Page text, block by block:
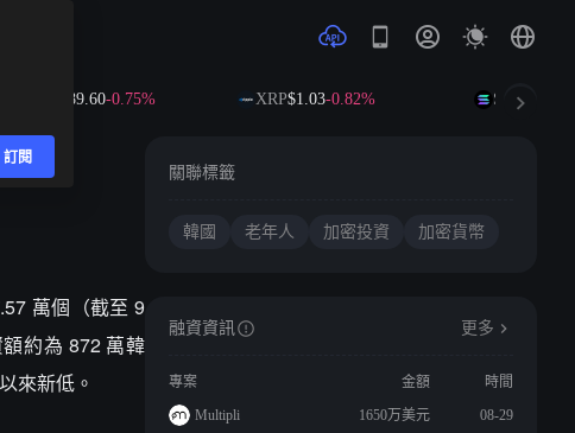
$589.60-0.75% XRP$1.03-0.82% SOL$73.66
萬個（截至 9
約為 872 萬韓
來新低。
關聯標籤
韓國 老年人 加密投資 加密貨幣
融資資訊 更多
專案 金額
時間
Multipli
1650万美元 08-29
訂閱